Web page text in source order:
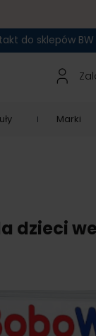
do sklepów BW
Marki
dzieci